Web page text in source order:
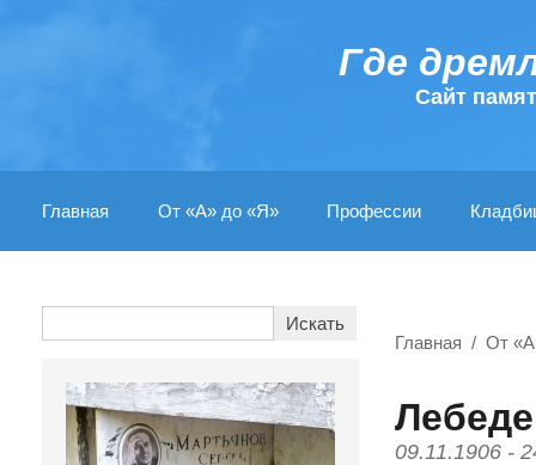
Где
Cайт
Главная От «А» до «Я» Профессии
Главная От
09.11.1906 -